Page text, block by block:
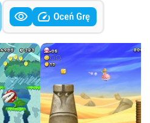
  Oceń Grę